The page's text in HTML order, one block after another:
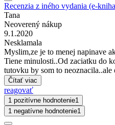
Recenzia z iného vydania (e-
Tana
Neoverený nákup
9.1.2020
Nesklamala
Myslim,ze je to menej napinave
Tiene minulosti..Od zaciatku do
tutovku by som to
Čítať viac
reagovať
1 pozitívne hodnotenie1
1 negatívne hodnotenie1